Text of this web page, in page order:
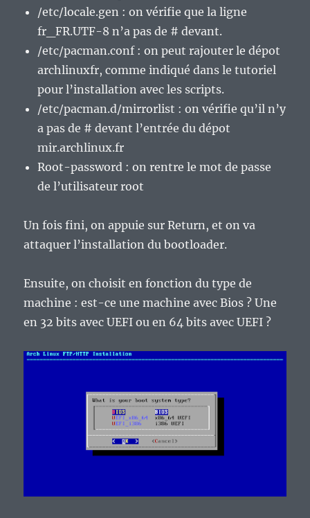
/etc/locale.gen : on vérifie que la ligne
fr_FR.UTF-8 n’a pas de # devant.
/etc/pacman.conf : on peut rajouter le dépot
archlinuxfr, comme indiqué dans le tutoriel
pour l’installation avec les scripts.
/etc/pacman.d/mirrorlist : on vérifie qu’il n’y
a pas de # devant l’entrée du dépot
mir.archlinux.fr
Root-password : on rentre le mot de passe
de l’utilisateur root
Un fois fini, on appuie sur Return, et on va
attaquer l’installation du bootloader.
Ensuite, on choisit en fonction du type de
machine : est-ce une machine avec Bios ? Une
en 32 bits avec UEFI ou en 64 bits avec UEFI ?